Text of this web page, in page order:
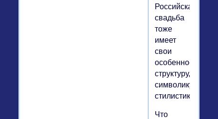
Российская
свадьба
тоже
имеет
свои
особенности,
структуру,
символику,
стилистику.
Что